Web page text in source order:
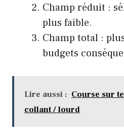
Champ réduit :
plus faible.
Champ total :
budgets
Lire aussi : Course sur
collant / lourd